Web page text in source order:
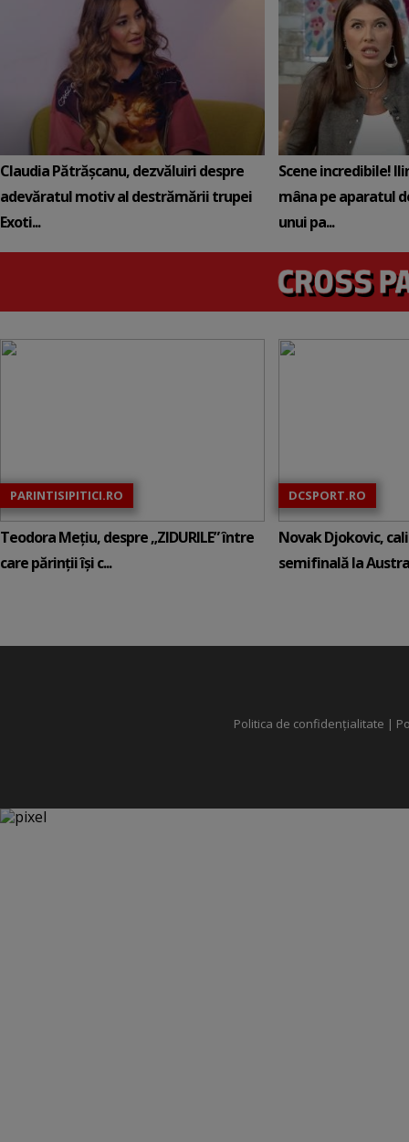
Claudia Pătrășcanu, dezvăluiri despre
adevăratul motiv al destrămării trupei
Exoti...
Scene incredibile!
mâna pe aparatul
unui pa...
PARINTISIPITICI.RO
Teodora Mețiu, despre „ZIDURILE” între
care părinții își c...
DCSPORT.RO
Novak Djokovic,
semifinală la
Politica de confidențialitate |